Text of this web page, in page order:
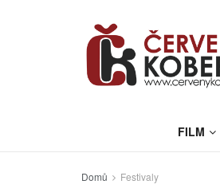
FILM
Domů Festivaly